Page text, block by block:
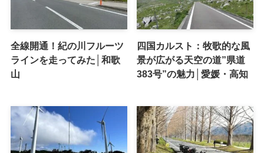
全線開通！紀の川フルーツ
ラインを走ってみた│和歌
山
四国カルスト：牧歌的な風
景が広がる天空の道”県道
383号”の魅力│愛媛・高知